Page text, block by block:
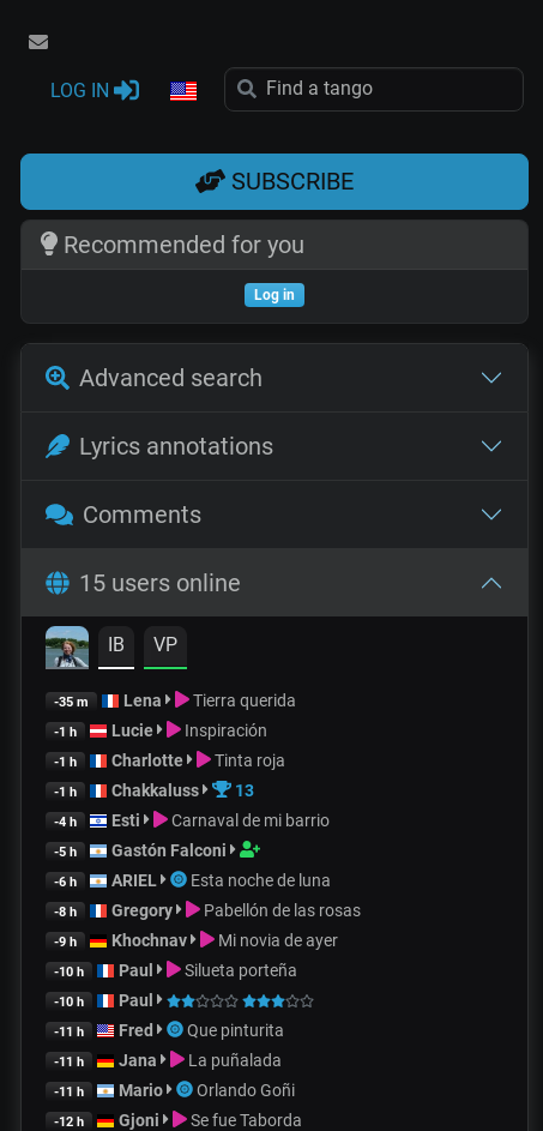
LOG IN
SUBSCRIBE
Recommended for you
Log in
Advanced search
Lyrics annotations
Comments
15 users online
IB VP
-35 m Lena Tierra querida
-1 h Lucie Inspiración
-1 h Charlotte Tinta roja
-1 h Chakkaluss 13
-4 h Esti Carnaval de mi barrio
-5 h Gastón Falconi
-6 h ARIEL Esta noche de luna
-8 h Gregory Pabellón de las rosas
-9 h Khochnav Mi novia de ayer
-10 h Paul Silueta porteña
-10 h Paul
-11 h Fred Que pinturita
-11 h Jana La puñalada
-11 h Mario Orlando Goñi
-12 h Gjoni Se fue Taborda